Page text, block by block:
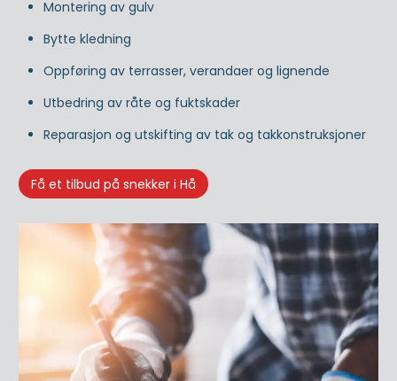
Montering av gulv
Bytte kledning
Oppføring av terrasser, verandaer og lignende
Utbedring av råte og fuktskader
Reparasjon og utskifting av tak og takkonstruksjoner
Få et tilbud på snekker i Hå